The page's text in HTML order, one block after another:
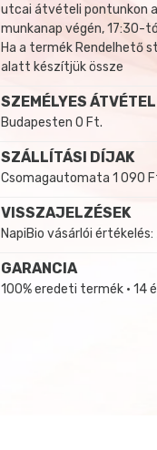
utcai átvételi pontunkon
munkanap végén, 17:30-
Ha a termék Rendelhető
alatt készítjük össze
SZEMÉLYES ÁTVÉTEL
Budapesten 0 Ft.
SZÁLLÍTÁSI DÍJAK
Csomagautomata 1 090
VISSZAJELZÉSEK
NapiBio vásárlói
GARANCIA
100% eredeti termék • 14